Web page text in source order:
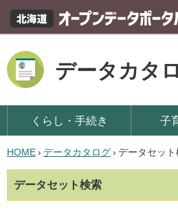
データカタ
くらし・手続き 子
HOME› データカタログ› データセット
データセット検索